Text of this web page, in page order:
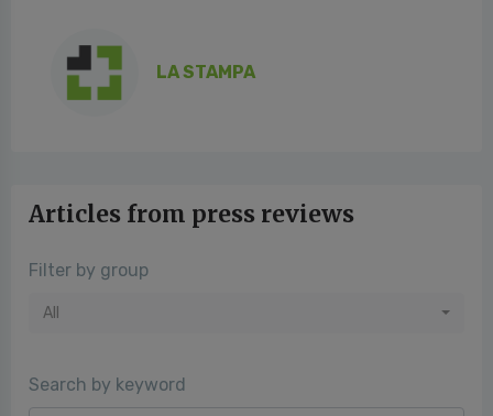
LA STAMPA
Articles from press reviews
Filter by group
All
Search by keyword